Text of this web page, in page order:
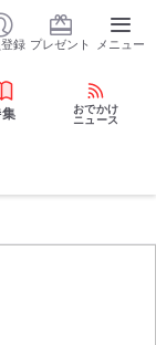
録 プレゼント メニュー
おでかけ
ニュース